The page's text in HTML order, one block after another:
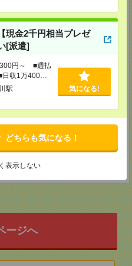
現金2千円相当プレゼ
[派遣]
円～ ■週払
収1万400円
駅 気になる!
どちらも気になる！
表示しない
曲がります。「酒のやまや」を過
。その隣のビルの1階です。向かい
1-3 熊谷ビル4F
場サービスチケットを差し上げます
市久喜中央1-1061-50）。詳しくは
ージへ